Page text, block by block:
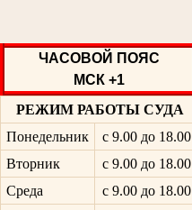
ЧАСОВОЙ ПОЯС
МСК +1
РЕЖИМ РАБОТЫ СУДА
Понедельник
с 9.00 до 18.00
Вторник
с 9.00 до 18.00
Среда
с 9.00 до 18.00